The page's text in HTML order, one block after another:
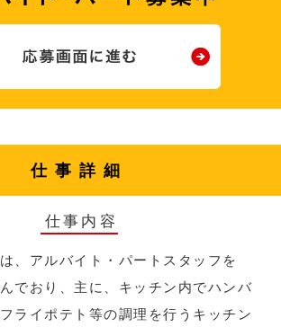
仕事詳細
仕事内容
、アルバイト・パートスタッフを
んでおり、主に、キッチン内でハンバ
ライポテト等の調理を行うキッチン